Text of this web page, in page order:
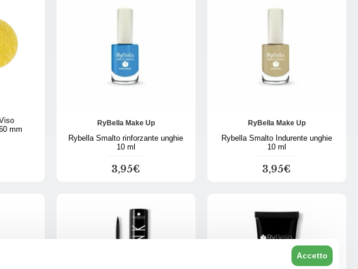
mm
RyBella Make Up
Rybella Smalto rinforzante unghie
10 ml
3,95€
RyBella Make Up
Rybella Smalto Indurente unghie
10 ml
3,95€
Accetto